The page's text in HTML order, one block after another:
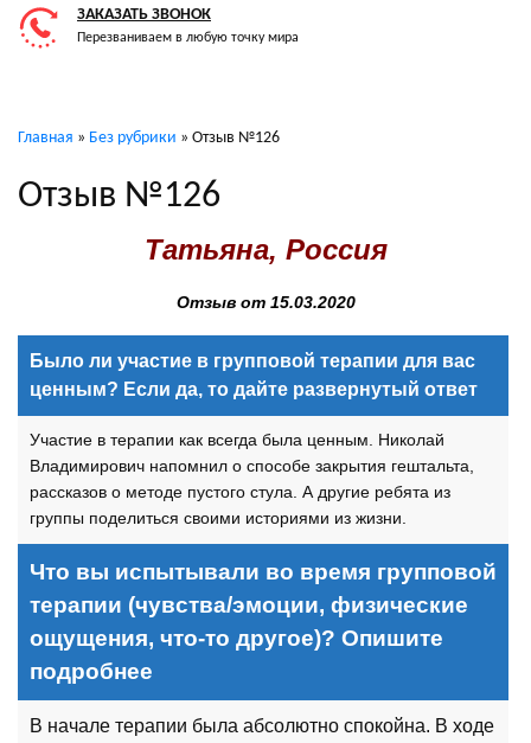
ЗАКАЗАТЬ ЗВОНОК
Перезваниваем в любую точку мира
Главная » Без рубрики » Отзыв №126
Отзыв №126
Татьяна, Россия
Отзыв от 15.03.2020
Было ли участие в групповой терапии для вас
ценным? Если да, то дайте развернутый ответ
Участие в терапии как всегда была ценным. Николай
Владимирович напомнил о способе закрытия гештальта,
рассказов о методе пустого стула. А другие ребята из
группы поделиться своими историями из жизни.
Что вы испытывали во время групповой
терапии (чувства/эмоции, физические
ощущения, что-то другое)? Опишите
подробнее
В начале терапии была абсолютно спокойна. В ходе